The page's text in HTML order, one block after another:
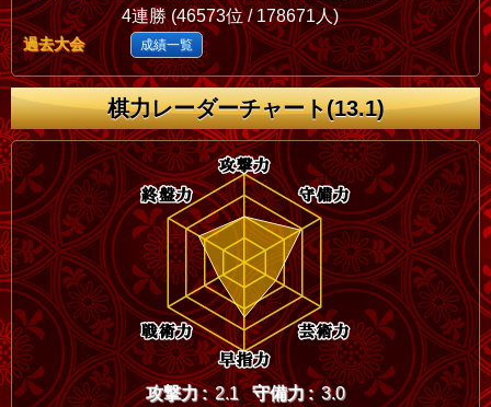
4連勝 (46573位 / 178671人)
過去大会 成績一覧
棋力レーダーチャート(13.1)
攻撃力 : 2.1 守備力 : 3.0